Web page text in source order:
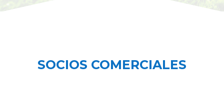
SOCIOS COMERCIALES